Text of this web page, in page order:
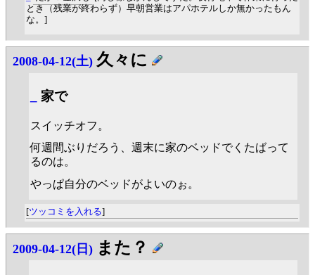
とき（残業が終わらず）早朝営業はアパホテルしか無かったもん
な。]
2008-04-12(土) 久々に
家で
スイッチオフ。
何週間ぶりだろう、週末に家のベッドでくたばって
るのは。
やっぱ自分のベッドがよいのぉ。
[ツッコミを入れる]
2009-04-12(日) また？